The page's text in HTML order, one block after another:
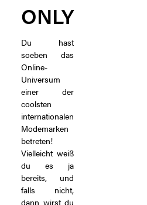
ONLY
Du hast
soeben das
Online-
Universum
einer der
coolsten
internationalen
Modemarken
betreten!
Vielleicht weiß
du es ja
bereits, und
falls nicht,
dann wirst du